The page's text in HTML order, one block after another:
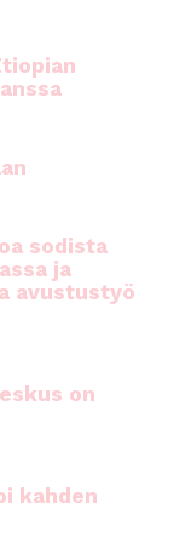
sodista
ja
avustustyö
on
kahden